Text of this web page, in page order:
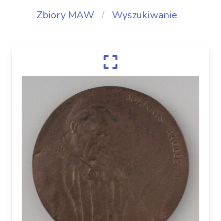
Zbiory MAW Wyszukiwanie